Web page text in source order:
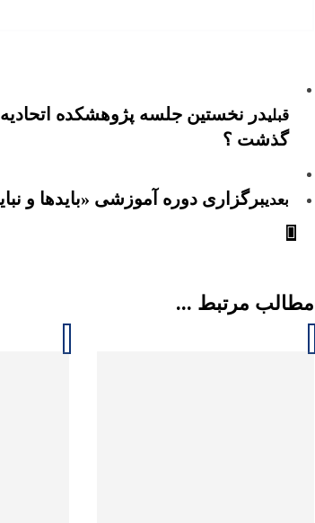
قبلیدر نخستین جلسه پژوهشکده
گذشت ؟
بعدیبرگزاری دوره آموزشی «بایدها و
مطالب مرتبط ...